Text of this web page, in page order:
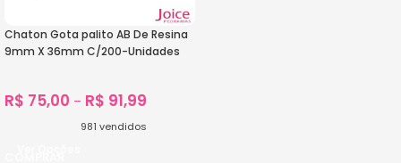
Chaton Gota palito AB De Resina
9mm X 36mm C/200-Unidades
R$ 75,00 – R$ 91,99
981 vendidos